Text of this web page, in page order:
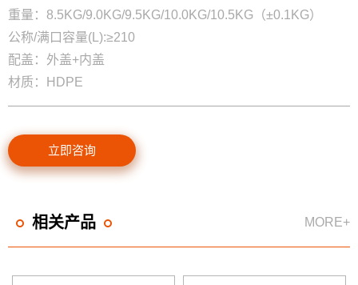
重量：8.5KG/9.0KG/9.5KG/10.0KG/10.5KG（±0.1KG）
公称/满口容量(L):≥210
配盖：外盖+内盖
材质：HDPE
立即咨询
相关产品 MORE+